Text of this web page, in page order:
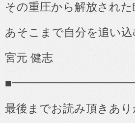
その重圧から解放され
あそこまで自分を追い
宮元 健志
■
最後までお読み頂きあ